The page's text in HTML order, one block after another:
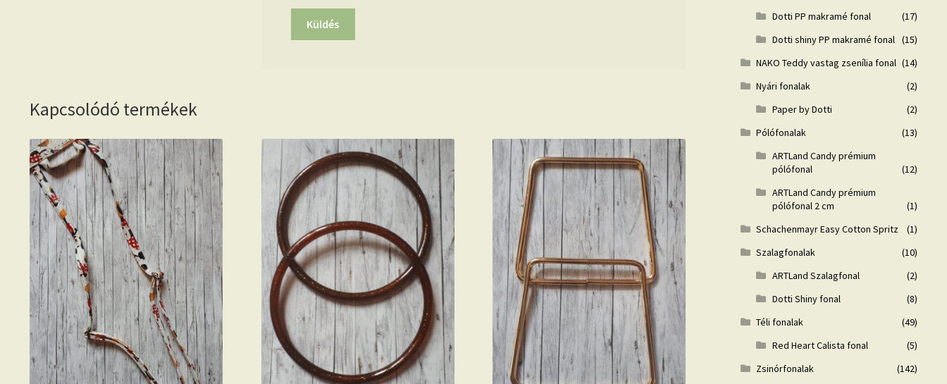
Kapcsolódó termékek
Dotti PP makramé fonal
(17)
Dotti shiny PP makramé fonal (15)
NAKO Teddy vastag zsenília fonal (14)
Nyári fonalak
(2)
Paper by Dotti
(2)
Pólófonalak
(13)
ARTLand Candy prémium
pólófonal
(12)
ARTLand Candy prémium
pólófonal 2 cm
(1)
Schachenmayr Easy Cotton Spritz
(1)
Szalagfonalak
(10)
ARTLand Szalagfonal
(2)
Dotti Shiny fonal
(8)
Téli fonalak
(49)
Red Heart Calista fonal
(5)
Zsinórfonalak
(142)